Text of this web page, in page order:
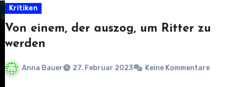
Kritiken
Von einem, der auszog, um Ritter zu
werden
Anna Bauer 27. Februar 2023 Keine Kommentare